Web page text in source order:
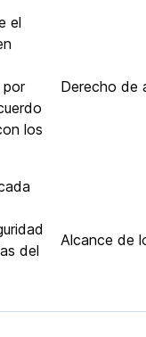
el
por
los
Derecho de
del
Alcance de